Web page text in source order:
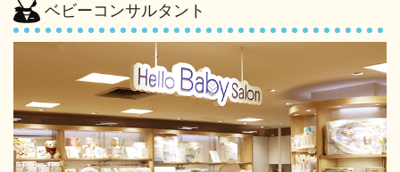
ベビーコンサルタント